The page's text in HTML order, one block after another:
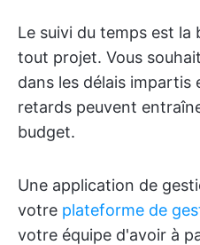
Le suivi du temps est la
tout projet. Vous
dans les délais impartis
retards peuvent
budget.
Une application de
votre plateforme de
votre équipe d'avoir à